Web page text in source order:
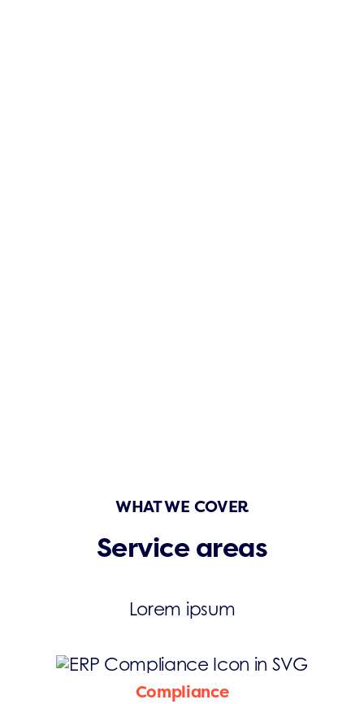
WHAT WE COVER
Service areas
Lorem ipsum
Compliance